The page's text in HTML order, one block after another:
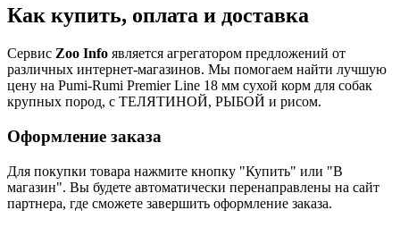
Как купить, оплата и доставка
Сервис Zoo Info является агрегатором предложений от
различных интернет-магазинов. Мы помогаем найти лучшую
цену на Pumi-Rumi Premier Line 18 мм сухой корм для собак
крупных пород, с ТЕЛЯТИНОЙ, РЫБОЙ и рисом.
Оформление заказа
Для покупки товара нажмите кнопку "Купить" или "В
магазин". Вы будете автоматически перенаправлены на сайт
партнера, где сможете завершить оформление заказа.